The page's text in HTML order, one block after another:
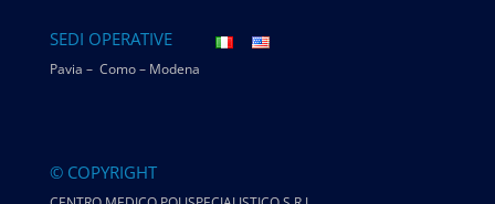
SEDI OPERATIVE
Pavia – Como – Modena
© COPYRIGHT